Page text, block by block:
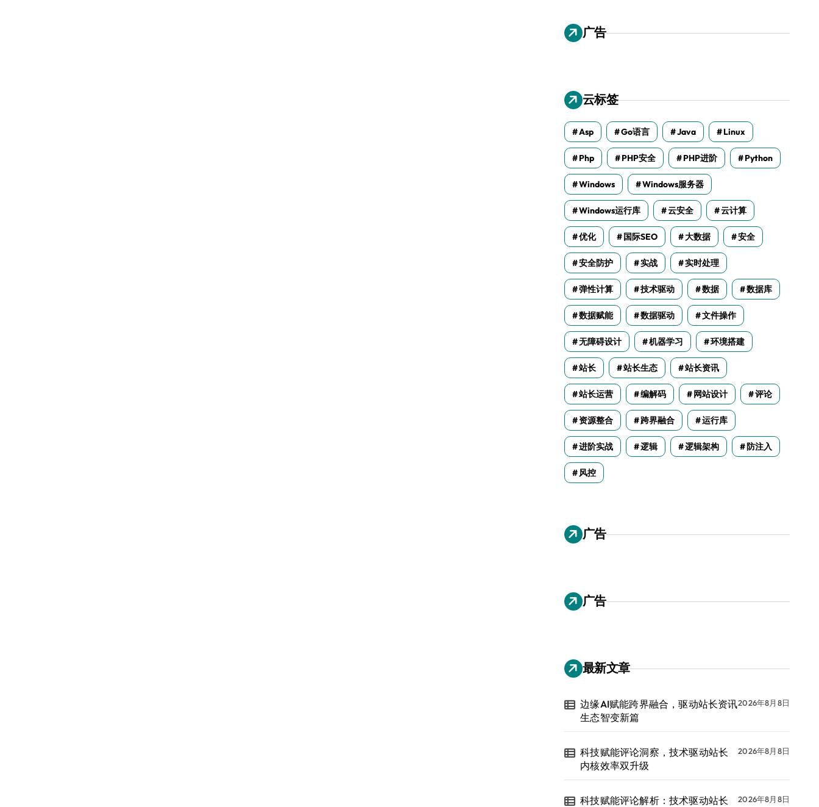
广告
云标签
Asp Go语言 Java Linux
Php PHP安全 PHP进阶 Python
Windows Windows服务器
Windows运行库 云安全 云计算
优化 国际SEO 大数据 安全
安全防护 实战 实时处理
弹性计算 技术驱动 数据 数据库
数据赋能 数据驱动 文件操作
无障碍设计 机器学习 环境搭建
站长 站长生态 站长资讯
站长运营 编解码 网站设计 评论
资源整合 跨界融合 运行库
进阶实战 逻辑 逻辑架构 防注入
风控
广告
广告
最新文章
边缘AI赋能跨界融合，驱动站长资讯
生态智变新篇
2026年8月8日
科技赋能评论洞察，技术驱动站长
内核效率双升级
2026年8月8日
科技赋能评论解析：技术驱动站长
2026年8月8日